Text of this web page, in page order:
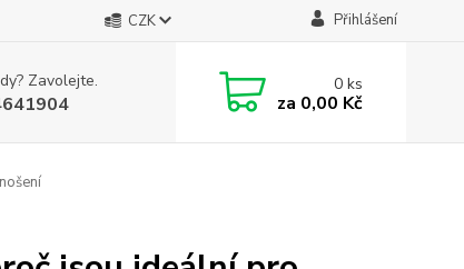
CZK Přihlášení
Zavolejte. 0ks
za 0,00 Kč